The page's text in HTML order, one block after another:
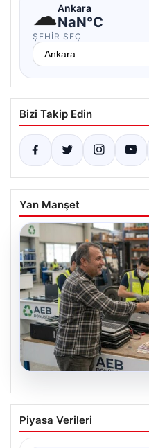
☁Ankara
NaN°C
ŞEHIR SEÇ
Bizi Takip Edin
Yan Manşet
08.08.2026
Profesyonel Atık
Hizmetleri
Piyasa Verileri